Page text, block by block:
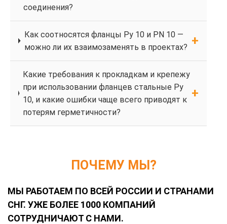
соединения?
Как соотносятся фланцы Ру 10 и PN 10 —
можно ли их взаимозаменять в проектах?
Какие требования к прокладкам и крепежу
при использовании фланцев стальные Ру
10, и какие ошибки чаще всего приводят к
потерям герметичности?
ПОЧЕМУ МЫ?
МЫ РАБОТАЕМ ПО ВСЕЙ РОССИИ И СТРАНАМИ
СНГ. УЖЕ БОЛЕЕ 1000 КОМПАНИЙ
СОТРУДНИЧАЮТ С НАМИ.